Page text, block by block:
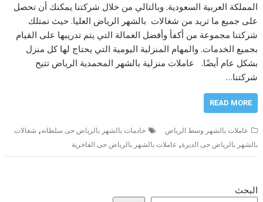
المملكة العربية السعودية. وبالتالي من خلال شركتنا يمكنك أن تحصل
على جميع ما تريد من شغالات بالشهر الرياض العليا. حيث تمتلك
شركتنا مجموعة من أكفأ وأفضل العمالة التي يتم تدريبها على القيام
بجميع الخدمات. والمهام المنزلية اليومية التي يحتاج لها كل منزل
بشكل عام أيضًا. عاملات منزلية بالشهر المحمدية الرياض تتيح
شركتنا…
READ MORE
عاملات بالشهر وسط الرياض خادمات بالشهر بالرياض حى سلطانه, شغالات
بالشهر بالرياض حى الديرة, عاملات بالشهر بالرياض حى الفاخرية
البحث